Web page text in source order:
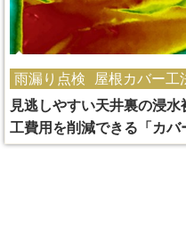
雨漏り点検
屋根カバー工
見逃しやすい天井裏の浸
工費用を削減できる「カバ